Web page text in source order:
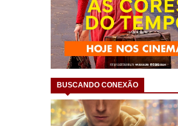
BUSCANDO CONEXÃO